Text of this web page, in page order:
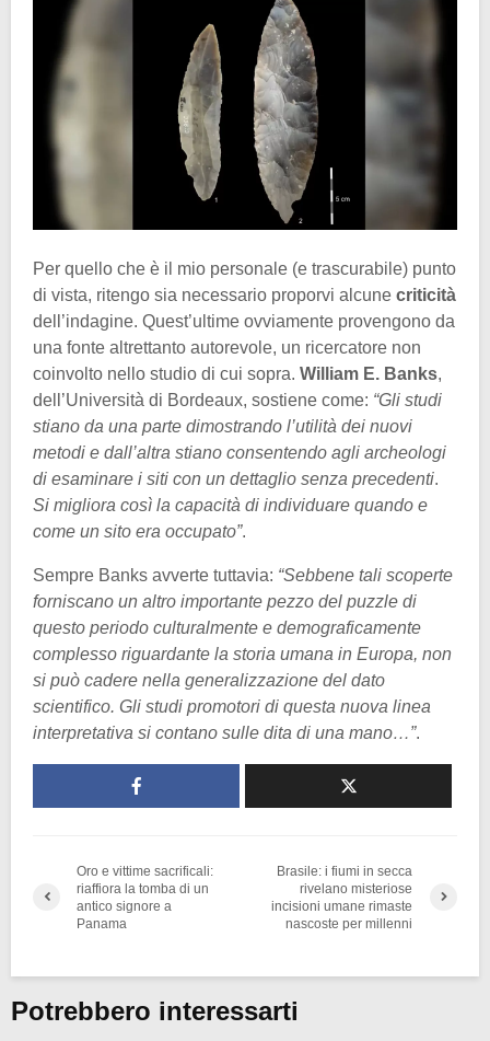
Per quello che è il mio personale (e trascurabile) punto
di vista, ritengo sia necessario proporvi alcune criticità
dell’indagine. Quest’ultime ovviamente provengono da
una fonte altrettanto autorevole, un ricercatore non
coinvolto nello studio di cui sopra. William E. Banks,
dell’Università di Bordeaux, sostiene come: “Gli studi
stiano da una parte dimostrando l’utilità dei nuovi
metodi e dall’altra stiano consentendo agli archeologi
di esaminare i siti con un dettaglio senza precedenti.
Si migliora così la capacità di individuare quando e
come un sito era occupato”.
Sempre Banks avverte tuttavia: “Sebbene tali scoperte
forniscano un altro importante pezzo del puzzle di
questo periodo culturalmente e demograficamente
complesso riguardante la storia umana in Europa, non
si può cadere nella generalizzazione del dato
scientifico. Gli studi promotori di questa nuova linea
interpretativa si contano sulle dita di una mano…”.
Oro e vittime sacrificali:
riaffiora la tomba di un
antico signore a
Panama
Brasile: i fiumi in secca
rivelano misteriose
incisioni umane rimaste
nascoste per millenni
Potrebbero interessarti